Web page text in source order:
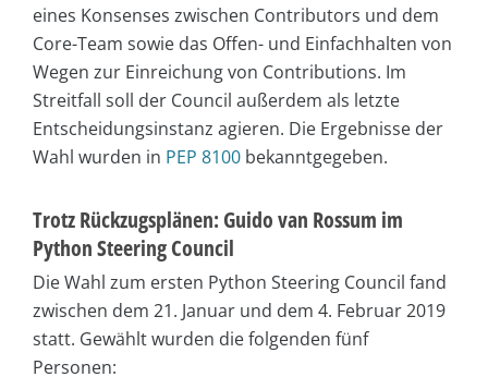
eines Konsenses zwischen Contributors und dem
Core-Team sowie das Offen- und Einfachhalten von
Wegen zur Einreichung von Contributions. Im
Streitfall soll der Council außerdem als letzte
Entscheidungsinstanz agieren. Die Ergebnisse der
Wahl wurden in PEP 8100 bekanntgegeben.
Trotz Rückzugsplänen: Guido van Rossum im
Python Steering Council
Die Wahl zum ersten Python Steering Council fand
zwischen dem 21. Januar und dem 4. Februar 2019
statt. Gewählt wurden die folgenden fünf
Personen: